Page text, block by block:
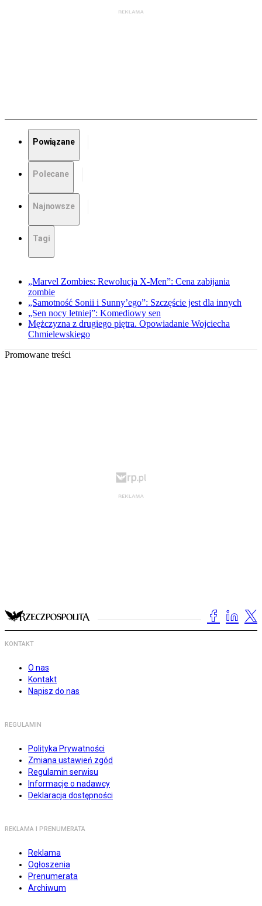
Powiązane
Polecane
Najnowsze
Tagi
„Marvel Zombies: Rewolucja X-Men”: Cena zabijania
zombie
„Samotność Sonii i Sunny’ego”: Szczęście jest dla innych
„Sen nocy letniej”: Komediowy sen
Mężczyzna z drugiego piętra. Opowiadanie Wojciecha
Chmielewskiego
Promowane treści
KONTAKT
O nas
Kontakt
Napisz do nas
REGULAMIN
Polityka Prywatności
Zmiana ustawień zgód
Regulamin serwisu
Informacje o nadawcy
Deklaracja dostępności
REKLAMA I PRENUMERATA
Reklama
Ogłoszenia
Prenumerata
Archiwum